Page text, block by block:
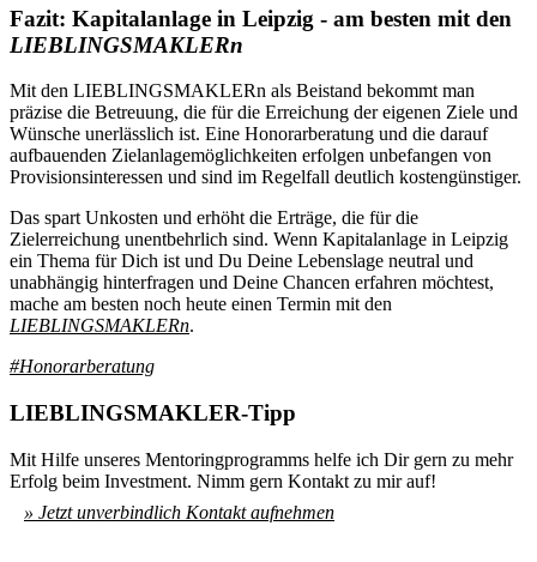
Fazit: Kapitalanlage in Leipzig - am besten mit den
LIEBLINGSMAKLERn
Mit den LIEBLINGSMAKLERn als Beistand bekommt man
präzise die Betreuung, die für die Erreichung der eigenen Ziele und
Wünsche unerlässlich ist. Eine Honorarberatung und die darauf
aufbauenden Zielanlagemöglichkeiten erfolgen unbefangen von
Provisionsinteressen und sind im Regelfall deutlich kostengünstiger.
Das spart Unkosten und erhöht die Erträge, die für die
Zielerreichung unentbehrlich sind. Wenn Kapitalanlage in Leipzig
ein Thema für Dich ist und Du Deine Lebenslage neutral und
unabhängig hinterfragen und Deine Chancen erfahren möchtest,
mache am besten noch heute einen Termin mit den
LIEBLINGSMAKLERn.
#Honorarberatung
LIEBLINGSMAKLER-Tipp
Mit Hilfe unseres Mentoringprogramms helfe ich Dir gern zu mehr
Erfolg beim Investment. Nimm gern Kontakt zu mir auf!
» Jetzt unverbindlich Kontakt aufnehmen